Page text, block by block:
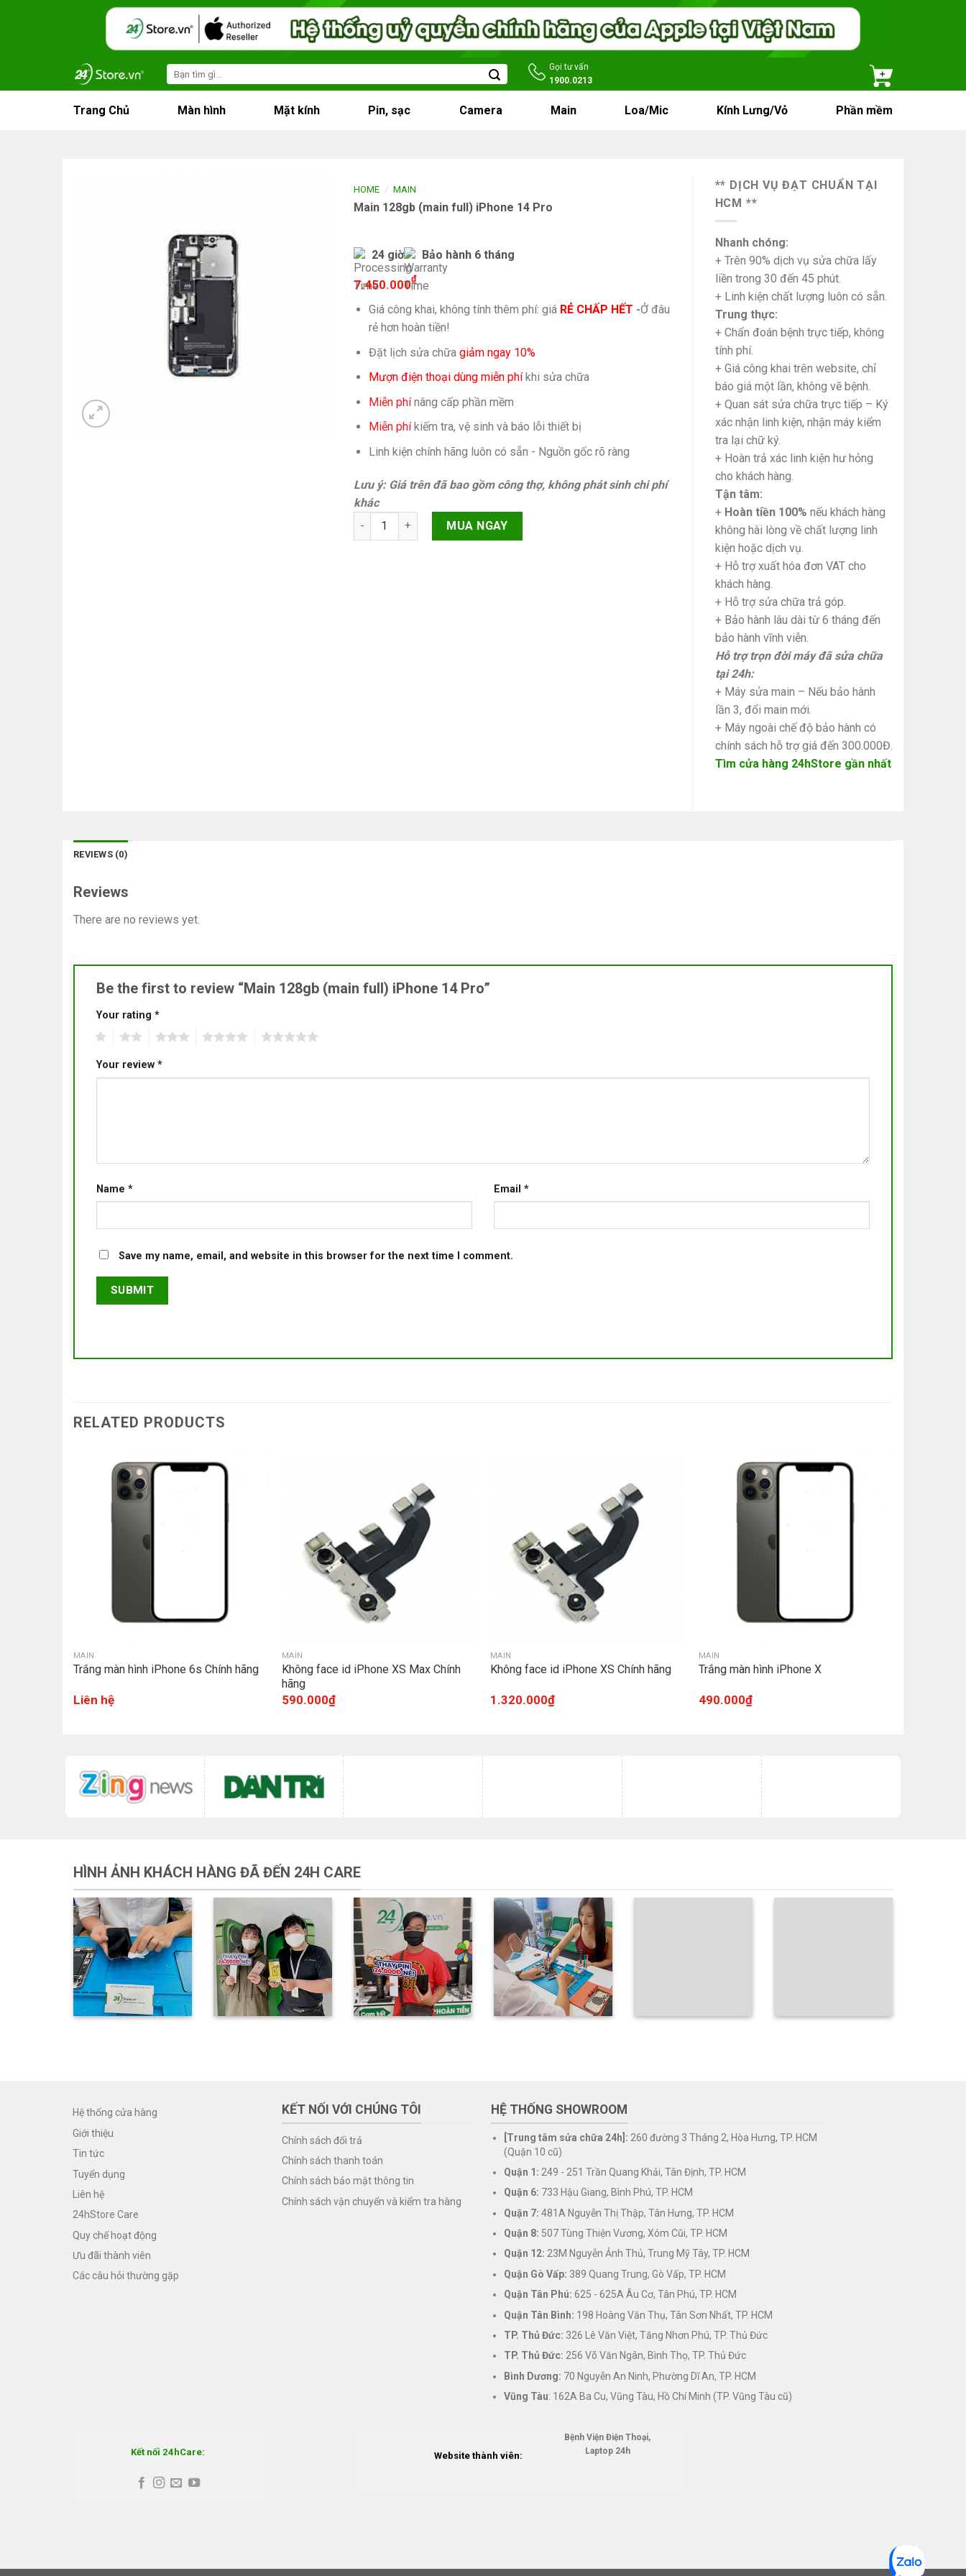
Search
for:
Gọi tư vấn
1900.0213
Trang Chủ Màn hình Mặt kính Pin, sạc Camera Main Loa/Mic Kính Lưng/Vỏ Phần mềm
HOME / MAIN
Main 128gb (main full) iPhone 14 Pro
24 giờ Bảo hành 6 tháng
7.450.000₫
Giá công khai, không tính thêm phí: giá RẺ CHẤP HẾT -Ở đâu
rẻ hơn hoàn tiền!
Đặt lịch sửa chữa giảm ngay 10%
Mượn điện thoại dùng miễn phíkhi sửa chữa
Miễn phínâng cấp phần mềm
Miễn phíkiếm tra, vệ sinh và báo lỗi thiết bị
Linh kiện chính hãng luôn có sẵn - Nguồn gốc rõ ràng
Lưu ý: Giá trên đã bao gồm công thợ, không phát sinh chi phí
khác
Main 128gb (main full) iPhone 14 Pro quantity
MUA NGAY
** DỊCH VỤ ĐẠT CHUẨN TẠI
HCM **
Nhanh chóng:
+ Trên 90% dịch vụ sửa chữa lấy
liền trong 30 đến 45 phút.
+ Linh kiện chất lượng luôn có sẵn.
Trung thực:
+ Chẩn đoán bệnh trực tiếp, không
tính phí.
+ Giá công khai trên website, chỉ
báo giá một lần, không vẽ bệnh.
+ Quan sát sửa chữa trực tiếp – Ký
xác nhận linh kiện, nhận máy kiểm
tra lại chữ ký.
+ Hoàn trả xác linh kiện hư hỏng
cho khách hàng.
Tận tâm:
+ Hoàn tiền 100% nếu khách hàng
không hài lòng về chất lượng linh
kiện hoặc dịch vụ.
+ Hỗ trợ xuất hóa đơn VAT cho
khách hàng.
+ Hỗ trợ sửa chữa trả góp.
+ Bảo hành lâu dài từ 6 tháng đến
bảo hành vĩnh viễn.
Hỗ trợ trọn đời máy đã sửa chữa
tại 24h:
+ Máy sửa main – Nếu bảo hành
lần 3, đổi main mới.
+ Máy ngoài chế độ bảo hành có
chính sách hỗ trợ giá đến 300.000Đ.
Tìm cửa hàng 24hStore gần nhất
REVIEWS (0)
Reviews
There are no reviews yet.
Be the first to review “Main 128gb (main full) iPhone 14 Pro”
Your rating *
Your review *
Name * Email *
Save my name, email, and website in this browser for the next time I comment.
RELATED PRODUCTS
MAIN
Trắng màn hình iPhone 6s Chính hãng
Liên hệ
MAIN
Không face id iPhone XS Max Chính
hãng
590.000₫
MAIN
Không face id iPhone XS Chính hãng
1.320.000₫
MAIN
Trắng màn hình iPhone X
490.000₫
HÌNH ẢNH KHÁCH HÀNG ĐÃ ĐẾN 24H CARE
Hệ thống cửa hàng
Giới thiệu
Tin tức
Tuyển dụng
Liên hệ
24hStore Care
Quy chế hoạt động
Ưu đãi thành viên
Các câu hỏi thường gặp
KẾT NỐI VỚI CHÚNG TÔI
Chính sách đổi trả
Chính sách thanh toán
Chính sách bảo mật thông tin
Chính sách vận chuyển và kiểm tra hàng
HỆ THỐNG SHOWROOM
[Trung tâm sửa chữa 24h]: 260 đường 3 Tháng 2, Hòa Hưng, TP. HCM
(Quận 10 cũ)
Quận 1: 249 - 251 Trần Quang Khải, Tân Định, TP. HCM
Quận 6: 733 Hậu Giang, Bình Phú, TP. HCM
Quận 7: 481A Nguyễn Thị Thập, Tân Hưng, TP. HCM
Quận 8: 507 Tùng Thiện Vương, Xóm Cũi, TP. HCM
Quận 12: 23M Nguyễn Ảnh Thủ, Trung Mỹ Tây, TP. HCM
Quận Gò Vấp: 389 Quang Trung, Gò Vấp, TP. HCM
Quận Tân Phú: 625 - 625A Âu Cơ, Tân Phú, TP. HCM
Quận Tân Bình: 198 Hoàng Văn Thụ, Tân Sơn Nhất, TP. HCM
TP. Thủ Đức: 326 Lê Văn Việt, Tăng Nhơn Phú, TP. Thủ Đức
TP. Thủ Đức: 256 Võ Văn Ngân, Bình Thọ, TP. Thủ Đức
Bình Dương: 70 Nguyễn An Ninh, Phường Dĩ An, TP. HCM
Vũng Tàu: 162A Ba Cu, Vũng Tàu, Hồ Chí Minh (TP. Vũng Tàu cũ)
Kết nối 24hCare: Website thành viên:
Bệnh Viện Điện Thoại,
Laptop 24h